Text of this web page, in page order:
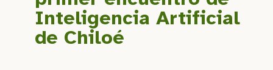
Inteligencia Artificial
de Chiloé